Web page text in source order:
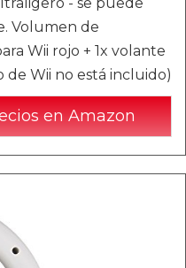
Volumen de
Wii rojo + 1x volante
de Wii no está incluido)
en Amazon